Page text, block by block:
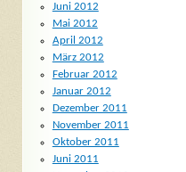
Juni 2012
Mai 2012
April 2012
März 2012
Februar 2012
Januar 2012
Dezember 2011
November 2011
Oktober 2011
Juni 2011